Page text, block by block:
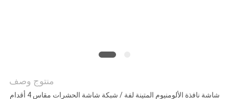
منتوج وصف
شاشة نافذة الألومنيوم المتينة لفة / شبكة شاشة الحشرات مقاس 4 أقدام